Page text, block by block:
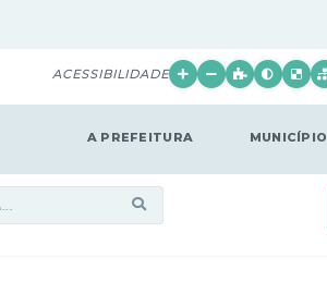
ACESSIBILIDADE
A PREFEITURA MUNICÍPIO